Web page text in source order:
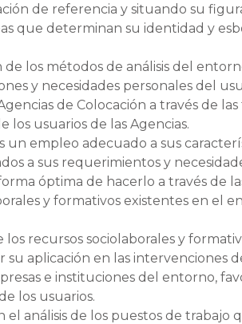
de referencia y situando su
que determinan su identidad y
los métodos de análisis del
y necesidades personales del
de Colocación a través de
los usuarios de las Agencias.
un empleo adecuado a sus
a sus requerimientos y
óptima de hacerlo a través de
y formativos existentes en el
recursos sociolaborales y
aplicación en las intervenciones
e instituciones del entorno,
los usuarios.
análisis de los puestos de trabajo